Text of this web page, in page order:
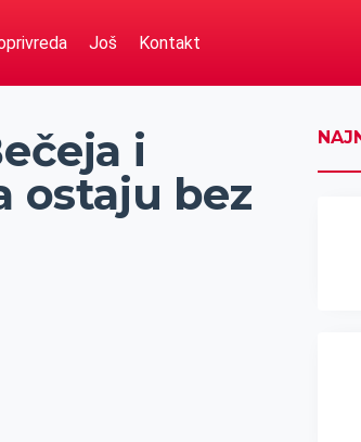
Još Kontakt
i
ostaju bez